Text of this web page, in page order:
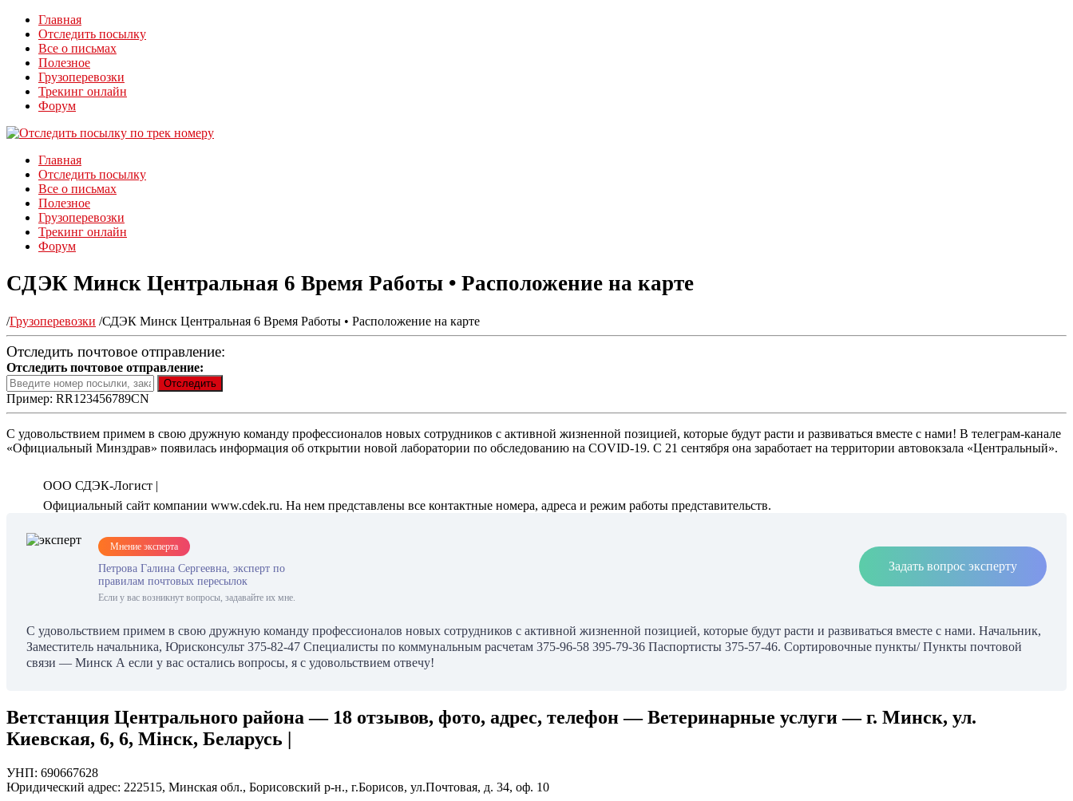
Главная
Отследить посылку
Все о письмах
Полезное
Грузоперевозки
Трекинг онлайн
Форум
Главная
Отследить посылку
Все о письмах
Полезное
Грузоперевозки
Трекинг онлайн
Форум
СДЭК Минск Центральная 6 Время Работы • Расположение на карте
/Грузоперевозки /СДЭК Минск Центральная 6 Время Работы • Расположение на карте
Отследить почтовое отправление:
Отследить почтовое отправление:
Пример: RR123456789CN
С удовольствием примем в свою дружную команду профессионалов новых сотрудников с активной жизненной позицией, которые будут расти и развиваться вместе с нами! В телеграм-канале
«Официальный Минздрав» появилась информация об открытии новой лаборатории по обследованию на COVID-19. С 21 сентября она заработает на территории автовокзала «Центральный».
ООО СДЭК-Логист |
Официальный сайт компании www.cdek.ru. На нем представлены все контактные номера, адреса и режим работы представительств.
Мнение эксперта
Петрова Галина Сергеевна, эксперт по
правилам почтовых пересылок
Если у вас возникнут вопросы, задавайте их мне.
Задать вопрос эксперту
С удовольствием примем в свою дружную команду профессионалов новых сотрудников с активной жизненной позицией, которые будут расти и развиваться вместе с нами. Начальник,
Заместитель начальника, Юрисконсульт 375-82-47 Специалисты по коммунальным расчетам 375-96-58 395-79-36 Паспортисты 375-57-46. Сортировочные пункты/ Пункты почтовой
связи — Минск А если у вас остались вопросы, я с удовольствием отвечу!
Ветстанция Центрального района — 18 отзывов, фото, адрес, телефон — Ветеринарные услуги — г. Минск, ул.
Киевская, 6, 6, Мінск, Беларусь |
УНП: 690667628
Юридический адрес: 222515, Минская обл., Борисовский р-н., г.Борисов, ул.Почтовая, д. 34, оф. 10